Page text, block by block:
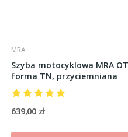
MRA
Szyba motocyklowa MRA OT
forma TN, przyciemniana
639,00 zł